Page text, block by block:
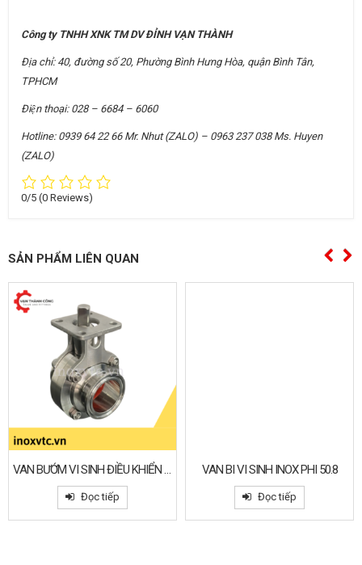
Công ty TNHH XNK TM DV ĐỈNH VẠN THÀNH
Địa chỉ: 40, đường số 20, Phường Bình Hưng Hòa, quận Bình Tân,
TPHCM
Điện thoại: 028 – 6684 – 6060
Hotline: 0939 64 22 66 Mr. Nhut (ZALO) – 0963 237 038 Ms. Huyen
(ZALO)
0/5 (0 Reviews)
SẢN PHẨM LIÊN QUAN
VAN BƯỚM VI SINH ĐIỀU KHIỂN KHÍ NÉN
Đọc tiếp
VAN BI VI SINH INOX PHI 50.8
Đọc tiếp